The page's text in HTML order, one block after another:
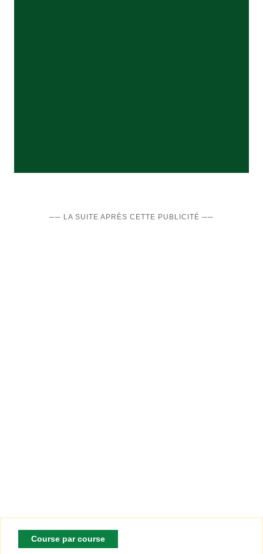
── LA SUITE APRÈS CETTE PUBLICITÉ ──
Course par course